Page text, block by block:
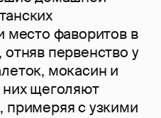
место фаворитов в
первенство у
мокасин и
щеголяют
с узкими